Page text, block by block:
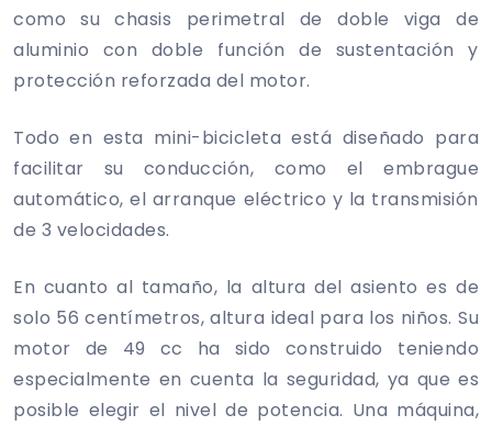
como su chasis perimetral de doble viga de
aluminio con doble función de sustentación y
protección reforzada del motor.
Todo en esta mini-bicicleta está diseñado para
facilitar su conducción, como el embrague
automático, el arranque eléctrico y la transmisión
de 3 velocidades.
En cuanto al tamaño, la altura del asiento es de
solo 56 centímetros, altura ideal para los niños. Su
motor de 49 cc ha sido construido teniendo
especialmente en cuenta la seguridad, ya que es
posible elegir el nivel de potencia. Una máquina,